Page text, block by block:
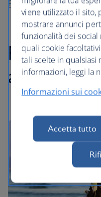
Franchigia bagaglio
Passeggini
auto
viene utilizzato il sito,
mostrare annunci
funzionalità dei
quali cookie
tali scelte in qualsiasi
informazioni, leggi la
Informazioni sui
Accetta tutto